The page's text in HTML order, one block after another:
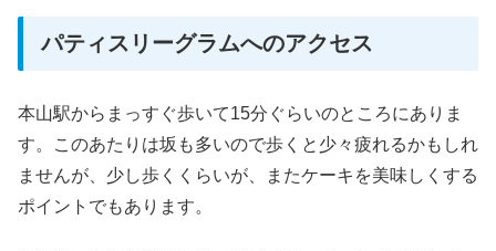
パティスリーグラムへのアクセス
本山駅からまっすぐ歩いて15分ぐらいのところにありま
す。このあたりは坂も多いので歩くと少々疲れるかもしれ
ませんが、少し歩くくらいが、またケーキを美味しくする
ポイントでもあります。